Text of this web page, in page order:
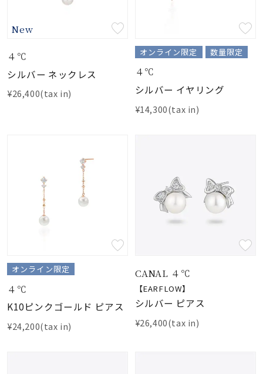
New
４℃
シルバー ネックレス
¥26,400(tax in)
オンライン限定 数量限定
４℃
シルバー イヤリング
¥14,300(tax in)
オンライン限定
４℃
K10ピンクゴールド ピアス
¥24,200(tax in)
CANAL ４℃
【EARFLOW】
シルバー ピアス
¥26,400(tax in)